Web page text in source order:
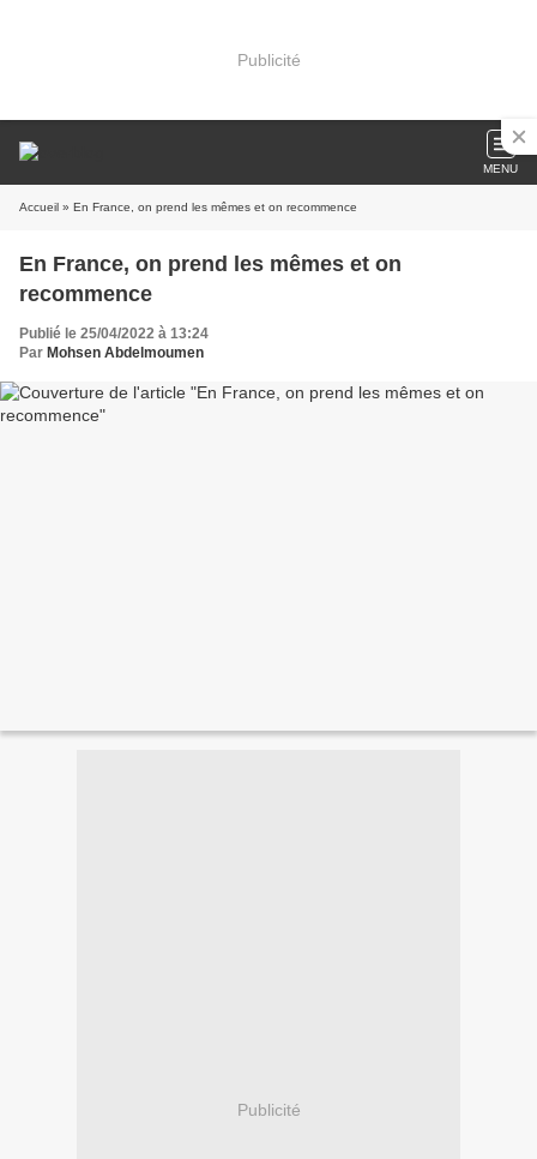
Publicité
MENU
Accueil » En France, on prend les mêmes et on recommence
En France, on prend les mêmes et on
recommence
Publié le 25/04/2022 à 13:24
Par Mohsen Abdelmoumen
Publicité